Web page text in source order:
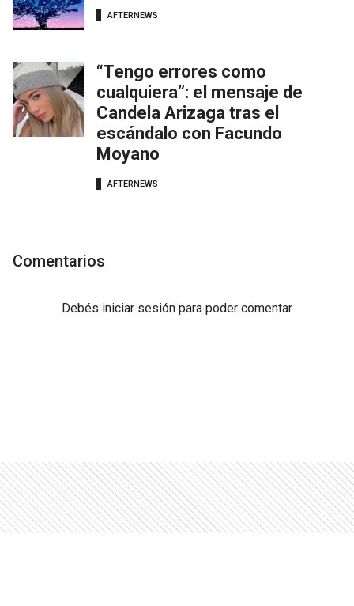
AFTERNEWS
“Tengo errores como
cualquiera”: el mensaje de
Candela Arizaga tras el
escándalo con Facundo
Moyano
AFTERNEWS
Comentarios
Debés iniciar sesión para poder comentar